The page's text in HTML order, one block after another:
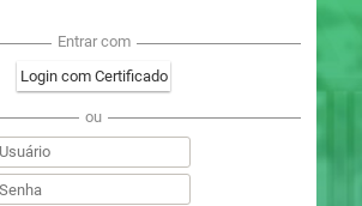
Entrar com
Login com Certificado
ou